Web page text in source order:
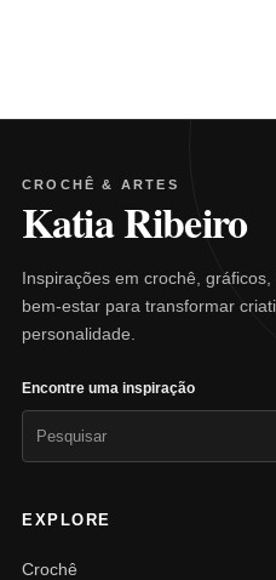
CROCHÊ & ARTES
Katia Ribeiro
Inspirações em crochê,
bem-estar para transformar
personalidade.
Encontre uma inspiração
EXPLORE
Crochê